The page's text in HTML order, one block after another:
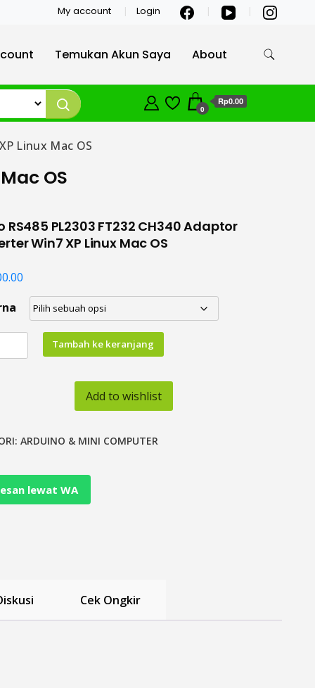
My account Login
Temukan Akun Saya About
0
Rp0.00
Linux Mac OS
OS
RS485 PL2303 FT232 CH340 Adaptor
Win7 XP Linux Mac OS
Tambah ke keranjang
Add to wishlist
ARDUINO & MINI COMPUTER
lewat WA
Cek Ongkir